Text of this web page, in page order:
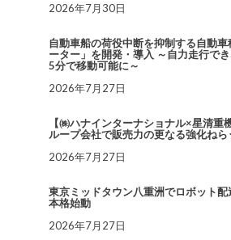
2026年7月30日
自動車船の荷役中断を抑制する自動
ーター」を開発・導入 ～自力走行で
5分で移動可能に～
2026年7月27日
【㈱ハナインターナショナル×星清重
ループ会社で販売力の更なる強化ねら
2026年7月27日
東京ミッドタウン八重洲でロボット配
本格始動
2026年7月27日